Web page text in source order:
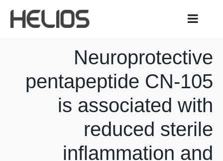
Neuroprotective
pentapeptide CN-105
is associated with
reduced sterile
inflammation and